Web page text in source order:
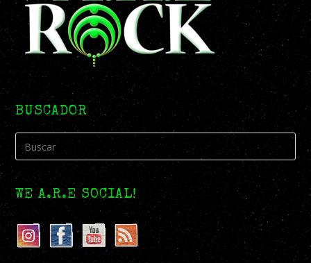
BUSCADOR
WE A.R.E SOCIAL!